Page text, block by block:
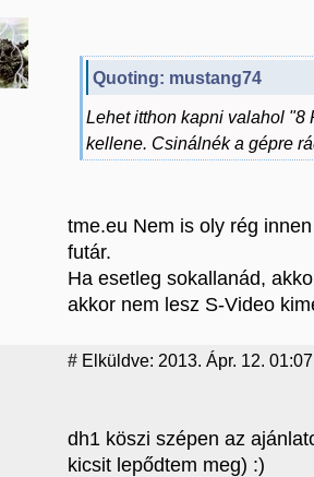
Quoting: mustang74
Lehet itthon kapni valahol "8
kellene. Csinálnék a gépre
tme.eu Nem is oly rég
futár.
Ha esetleg sokallanád,
akkor nem lesz S-Video
# Elküldve: 2013. Ápr. 12. 01:07
dh1 köszi szépen az
kicsit lepődtem meg) :)